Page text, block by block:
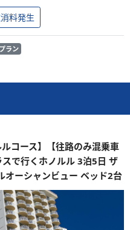
料発生
ラン
コース】【往路のみ混乗車
で行くホノルル 3泊5日 ザ
オーシャンビュー ベッド2台